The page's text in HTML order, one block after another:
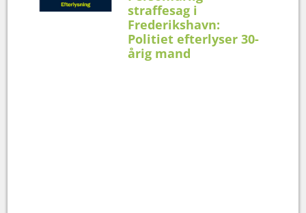
straffesag i
Frederikshavn:
Politiet efterlyser 30-
årig mand